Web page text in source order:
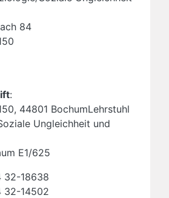
84
:
44801 BochumLehrstuhl
Ungleichheit und
E1/625
32-18638
32-14502